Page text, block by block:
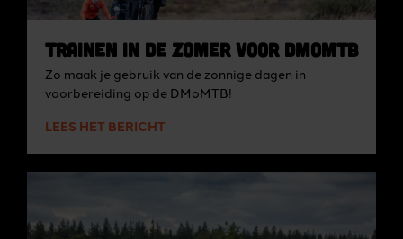
Trainen in de zomer voor DMoMTB
Zo maak je gebruik van de zonnige dagen in
voorbereiding op de DMoMTB!
LEES HET BERICHT